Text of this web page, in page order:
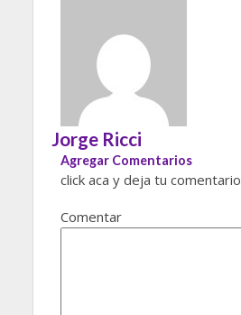
Jorge Ricci
Agregar Comentarios
click aca y deja tu comentario
Comentar